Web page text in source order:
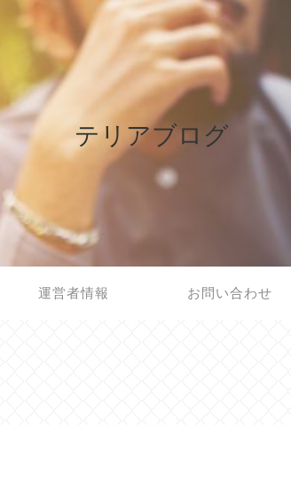
テリアブログ
運営者情報 お問い合わせ